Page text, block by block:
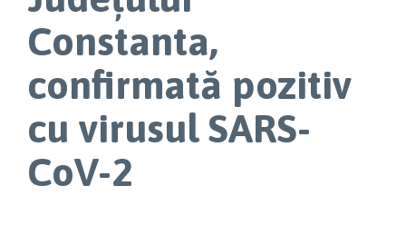
Constanta,
confirmată pozitiv
cu virusul SARS-
CoV-2